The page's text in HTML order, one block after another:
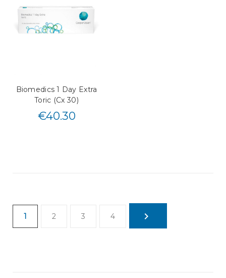
Biomedics 1 Day Extra
Toric (Cx 30)
€40.30
1 2 3 4